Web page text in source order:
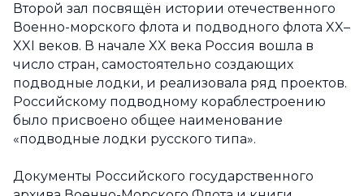
Второй зал посвящён истории отечественного
Военно-морского флота и подводного флота XX–
XXI веков. В начале XX века Россия вошла в
число стран, самостоятельно создающих
подводные лодки, и реализовала ряд проектов.
Российскому подводному кораблестроению
было присвоено общее наименование
«подводные лодки русского типа».
Документы Российского государственного